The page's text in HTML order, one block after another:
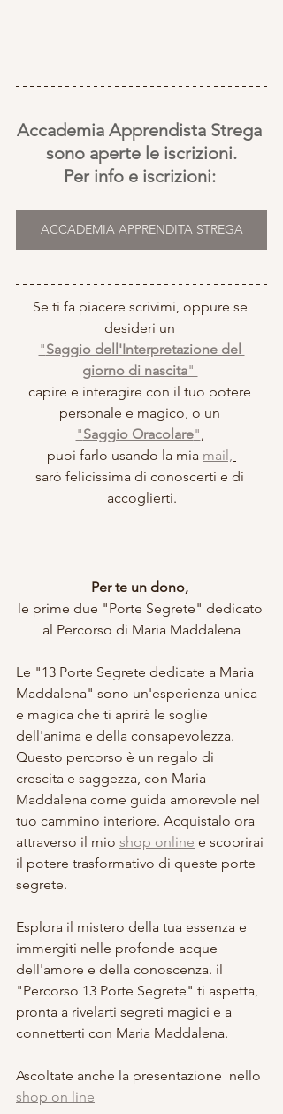
Accademia Apprendista Strega
sono aperte le iscrizioni.
Per info e iscrizioni:
ACCADEMIA APPRENDITA STREGA
Se ti fa piacere scrivimi, oppure se
desideri un
"Saggio dell'Interpretazione del
giorno di nascita"
capire e interagire con il tuo potere
personale e magico, o un
"Saggio Oracolare",
puoi farlo usando la mia mail,
sarò felicissima di conoscerti e di
accoglierti.
Per te un dono,
le prime due "Porte Segrete" dedicato
al Percorso di Maria Maddalena
Le "13 Porte Segrete dedicate a Maria
Maddalena" sono un'esperienza unica
e magica che ti aprirà le soglie
dell'anima e della consapevolezza.
Questo percorso è un regalo di
crescita e saggezza, con Maria
Maddalena come guida amorevole nel
tuo cammino interiore. Acquistalo ora
attraverso il mio shop online e scoprirai
il potere trasformativo di queste porte
segrete.
Esplora il mistero della tua essenza e
immergiti nelle profonde acque
dell'amore e della conoscenza. il
"Percorso 13 Porte Segrete" ti aspetta,
pronta a rivelarti segreti magici e a
connetterti con Maria Maddalena.
Ascoltate anche la presentazione  nello
shop on line